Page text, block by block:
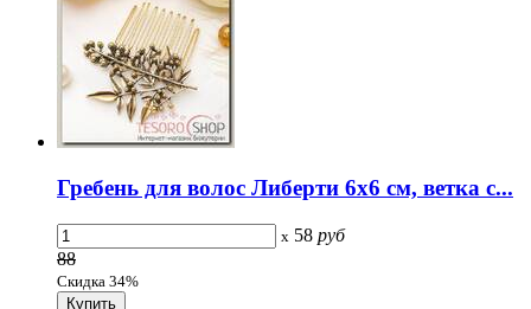
Гребень для волос Либерти 6x6 см, ветка с...
x 58 руб
88
Скидка 34%